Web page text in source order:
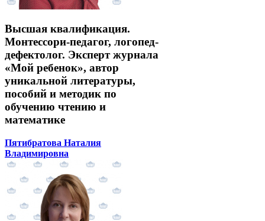
Высшая квалификация.
Монтессори-педагог, логопед-
дефектолог. Эксперт журнала
«Мой ребенок», автор
уникальной литературы,
пособий и методик по
обучению чтению и
математике
Пятибратова Наталия
Владимировна